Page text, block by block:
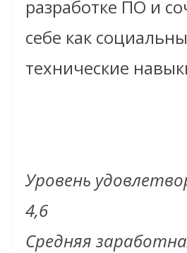
разработке ПО и
себе как
технические
Уровень
4,6
Средняя